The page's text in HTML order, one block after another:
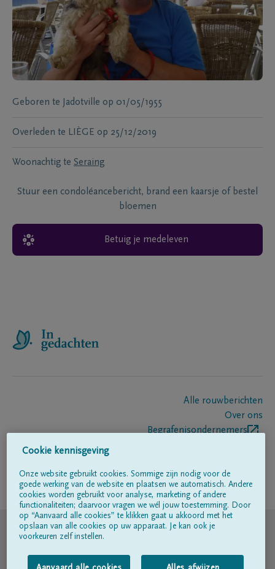
Geboren te Jadotville op 01/05/1955
Overleden te LIÈGE op 25/12/2019
Woonachtig te Seraing
Stuur een condoléancebericht, brand een kaarsje of bestel
bloemen
Betuig je medeleven
Alle rouwberichten
Over ons
Begrafenisondernemers
Volg ons op
© DELA
Gebruiksvoorwaarden
Cookie kennisgeving
Onze website gebruikt cookies. Sommige zijn nodig voor de
goede werking van de website en plaatsen we automatisch. Andere
cookies worden gebruikt voor analyse, marketing of andere
functionaliteiten; daarvoor vragen we wél jouw toestemming. Door
op “Aanvaard alle cookies” te klikken gaat u akkoord met het
opslaan van alle cookies op uw apparaat. Je kan ook je
voorkeuren zelf instellen.